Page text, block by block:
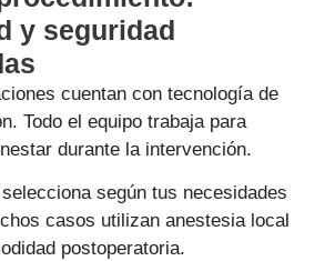
y seguridad
cuentan con tecnología de
Todo el equipo trabaja para
durante la intervención.
según tus necesidades
casos utilizan anestesia local
postoperatoria.